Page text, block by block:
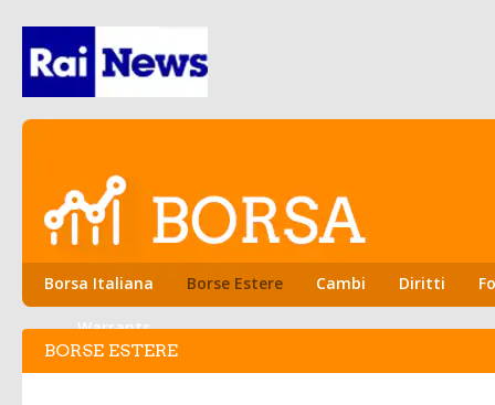
Borsa Italiana Borse Estere Cambi Diritti
Warrants
BORSE ESTERE